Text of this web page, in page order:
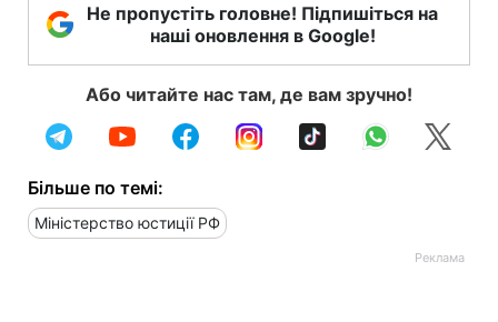
Не пропустіть головне! Підпишіться на
наші оновлення в Google!
Або читайте нас там, де вам зручно!
Більше по темі:
Міністерство юстиції РФ